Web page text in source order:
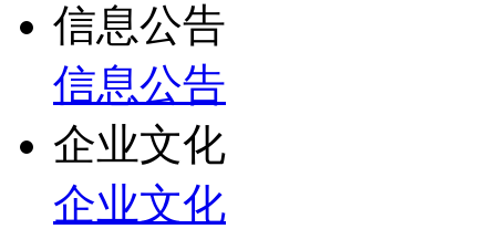
信息公告
信息公告
企业文化
企业文化